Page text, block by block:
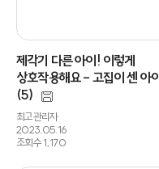
제각기 다른 아이! 이렇게
상호작용해요 - 고집이 센 아이
(5)
최고관리자
2023.05.16
조회수 1,170